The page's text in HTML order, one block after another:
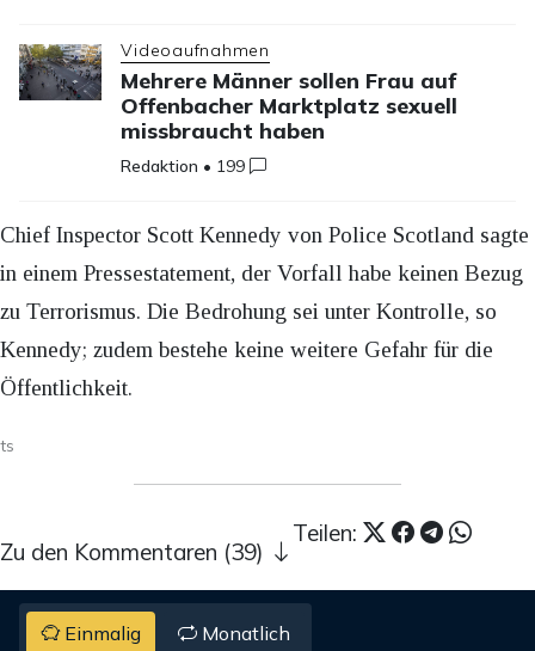
Videoaufnahmen
Mehrere Männer sollen Frau auf
Offenbacher Marktplatz sexuell
missbraucht haben
Redaktion • 199
Chief Inspector Scott Kennedy von Police Scotland sagte
in einem Pressestatement, der Vorfall habe keinen Bezug
zu Terrorismus. Die Bedrohung sei unter Kontrolle, so
Kennedy; zudem bestehe keine weitere Gefahr für die
Öffentlichkeit.
ts
Teilen:
Zu den Kommentaren (39)
Einmalig Monatlich